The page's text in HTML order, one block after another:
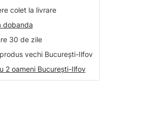
colet la livrare
dobanda
30 de zile
vechi București-Ilfov
2 oameni București-Ilfov